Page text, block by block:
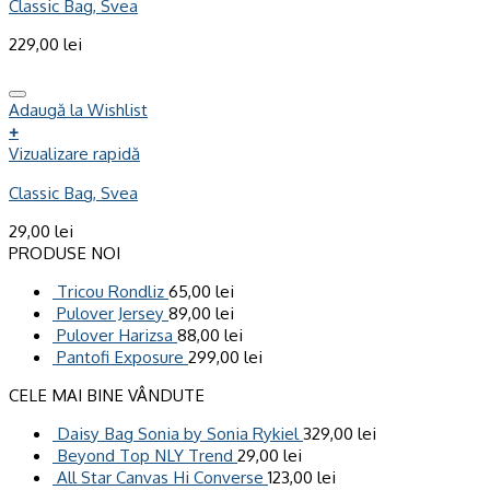
Classic Bag, Svea
229,00 lei
Adaugă la Wishlist
+
Vizualizare rapidă
Classic Bag, Svea
29,00 lei
PRODUSE NOI
Tricou Rondliz 65,00 lei
Pulover Jersey 89,00 lei
Pulover Harizsa 88,00 lei
Pantofi Exposure 299,00 lei
CELE MAI BINE VÂNDUTE
Daisy Bag Sonia by Sonia Rykiel 329,00 lei
Beyond Top NLY Trend 29,00 lei
All Star Canvas Hi Converse 123,00 lei